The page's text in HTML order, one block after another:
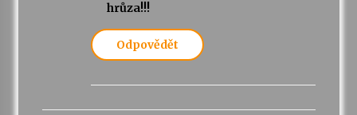
hrůza!!!
Odpovědět